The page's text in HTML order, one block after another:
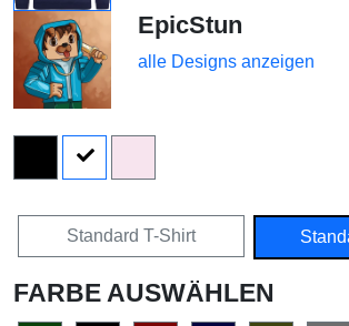
EpicStun
alle Designs anzeigen
Standard T-Shirt
FARBE AUSWÄHLEN